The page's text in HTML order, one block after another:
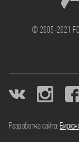
© 2005-2021
Разработка сайта: